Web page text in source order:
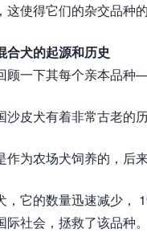
这使得它们的杂交品种
合犬的起源和历史
顾一下其每个亲本品种
沙皮犬有着非常古老的
作为农场犬饲养的，后
，它的数量迅速减少，
际社会，拯救了该品种。